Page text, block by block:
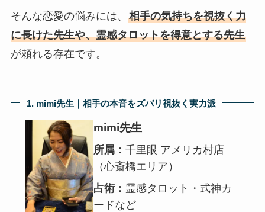
そんな恋愛の悩みには、 相手の気持ちを視抜く力
に長けた先生や、霊感タロットを得意とする先生
が頼れる存在です。
1. mimi先生｜相手の本音をズバリ視抜く実力派
mimi先生
所属：千里眼 アメリカ村店
（心斎橋エリア）
占術： 霊感タロット・式神カ
ードなど